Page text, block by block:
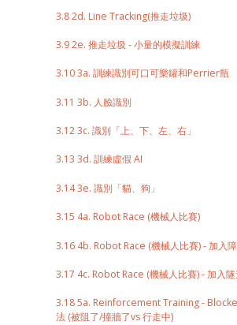
3.8 2d. Line Tracking(推走垃圾)
3.9 2e. 推走垃圾 - 小量的模擬訓練
3.10 3a. 訓練識別可口可樂罐和Perrier瓶
3.11 3b. 人臉識別
3.12 3c. 識別「上、下、左、右」
3.13 3d. 訓練虛假 AI
3.14 3e. 識別「貓、狗」
3.15 4a. Robot Race (機械人比賽)
3.16 4b. Robot Race (機械人比賽) - 加入
3.17 4c. Robot Race (機械人比賽) - 加入隧
3.18 5a. Reinforcement Training -
法 (被阻了/撞牆了vs 行走中)